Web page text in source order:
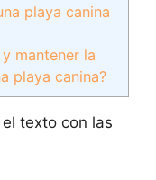
playa canina
mantener la
playa canina?
texto con las